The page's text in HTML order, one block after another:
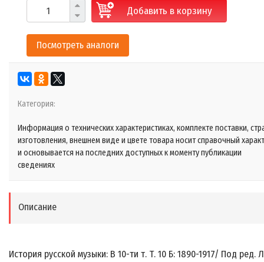
Добавить в корзину
Посмотреть аналоги
Категория:
Информация о технических характеристиках, комплекте поставки,
изготовления, внешнем виде и цвете товара носит справочный
и основывается на последних доступных к моменту публикации
сведениях
Описание
История русской музыки: В 10-ти т. Т. 10 Б: 1890-1917/ Под ред.